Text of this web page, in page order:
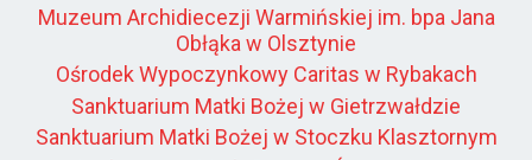
Muzeum Archidiecezji Warmińskiej im. bpa Jana
Obłąka w Olsztynie
Ośrodek Wypoczynkowy Caritas w Rybakach
Sanktuarium Matki Bożej w Gietrzwałdzie
Sanktuarium Matki Bożej w Stoczku Klasztornym